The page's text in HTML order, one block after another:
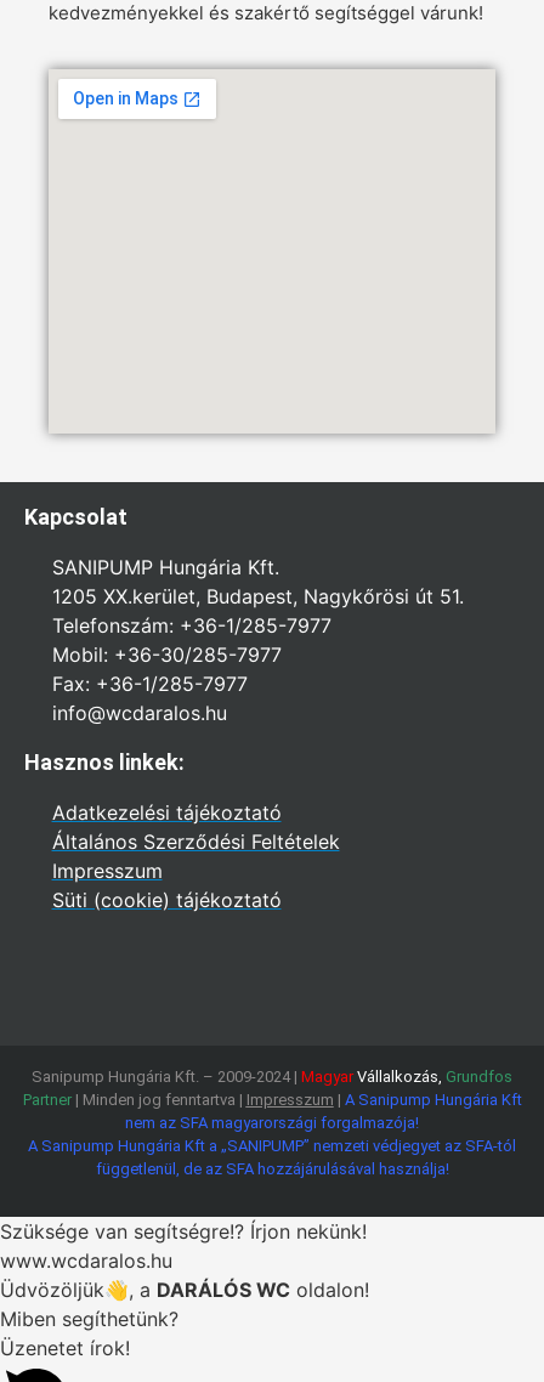
kedvezményekkel és szakértő segítséggel várunk!
Kapcsolat
SANIPUMP Hungária Kft.
1205 XX.kerület, Budapest, Nagykőrösi út 51.
Telefonszám: +36-1/285-7977
Mobil: +36-30/285-7977
Fax: +36-1/285-7977
info@wcdaralos.hu
Hasznos linkek:
Adatkezelési tájékoztató
Általános Szerződési Feltételek
Impresszum
Süti (cookie) tájékoztató
Sanipump Hungária Kft. – 2009-2024 | Magyar Vállalkozás, Grundfos
Partner| Minden jog fenntartva | Impresszum | A Sanipump Hungária Kft
nem az SFA magyarországi forgalmazója!
A Sanipump Hungária Kft a „SANIPUMP” nemzeti védjegyet az SFA-tól
függetlenül, de az SFA hozzájárulásával használja!
Szüksége van segítségre!? Írjon nekünk!
www.wcdaralos.hu
Üdvözöljük👋, a DARÁLÓS WC oldalon!
Miben segíthetünk?
Üzenetet írok!